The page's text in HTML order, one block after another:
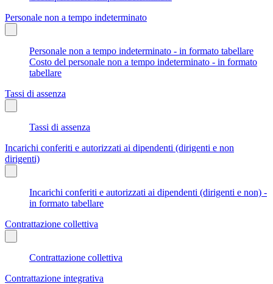
Personale non a tempo indeterminato
Personale non a tempo indeterminato - in formato tabellare
Costo del personale non a tempo indeterminato - in formato
tabellare
Tassi di assenza
Tassi di assenza
Incarichi conferiti e autorizzati ai dipendenti (dirigenti e non
dirigenti)
Incarichi conferiti e autorizzati ai dipendenti (dirigenti e non) -
in formato tabellare
Contrattazione collettiva
Contrattazione collettiva
Contrattazione integrativa